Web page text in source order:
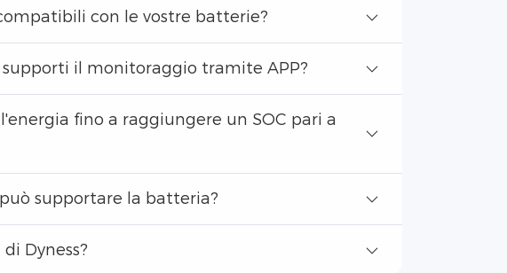
con le vostre batterie?
supporti il monitoraggio tramite APP?
fino a raggiungere un SOC pari a
supportare la batteria?
Dyness?